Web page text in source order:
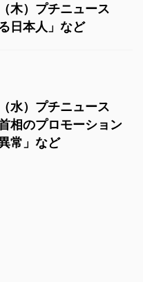
）プチニュース
日本人」など
）プチニュース
相のプロモーション
常」など